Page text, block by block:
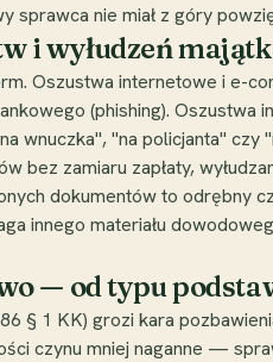
sprawca nie miał z góry
i wyłudzeń
Oszustwa internetowe i e-
(phishing).
wnuczka", "na policjanta"
bez zamiaru zapłaty,
dokumentów to odrębny
innego materiału
— od typu
§ 1 KK) grozi kara
czynu mniej naganne —